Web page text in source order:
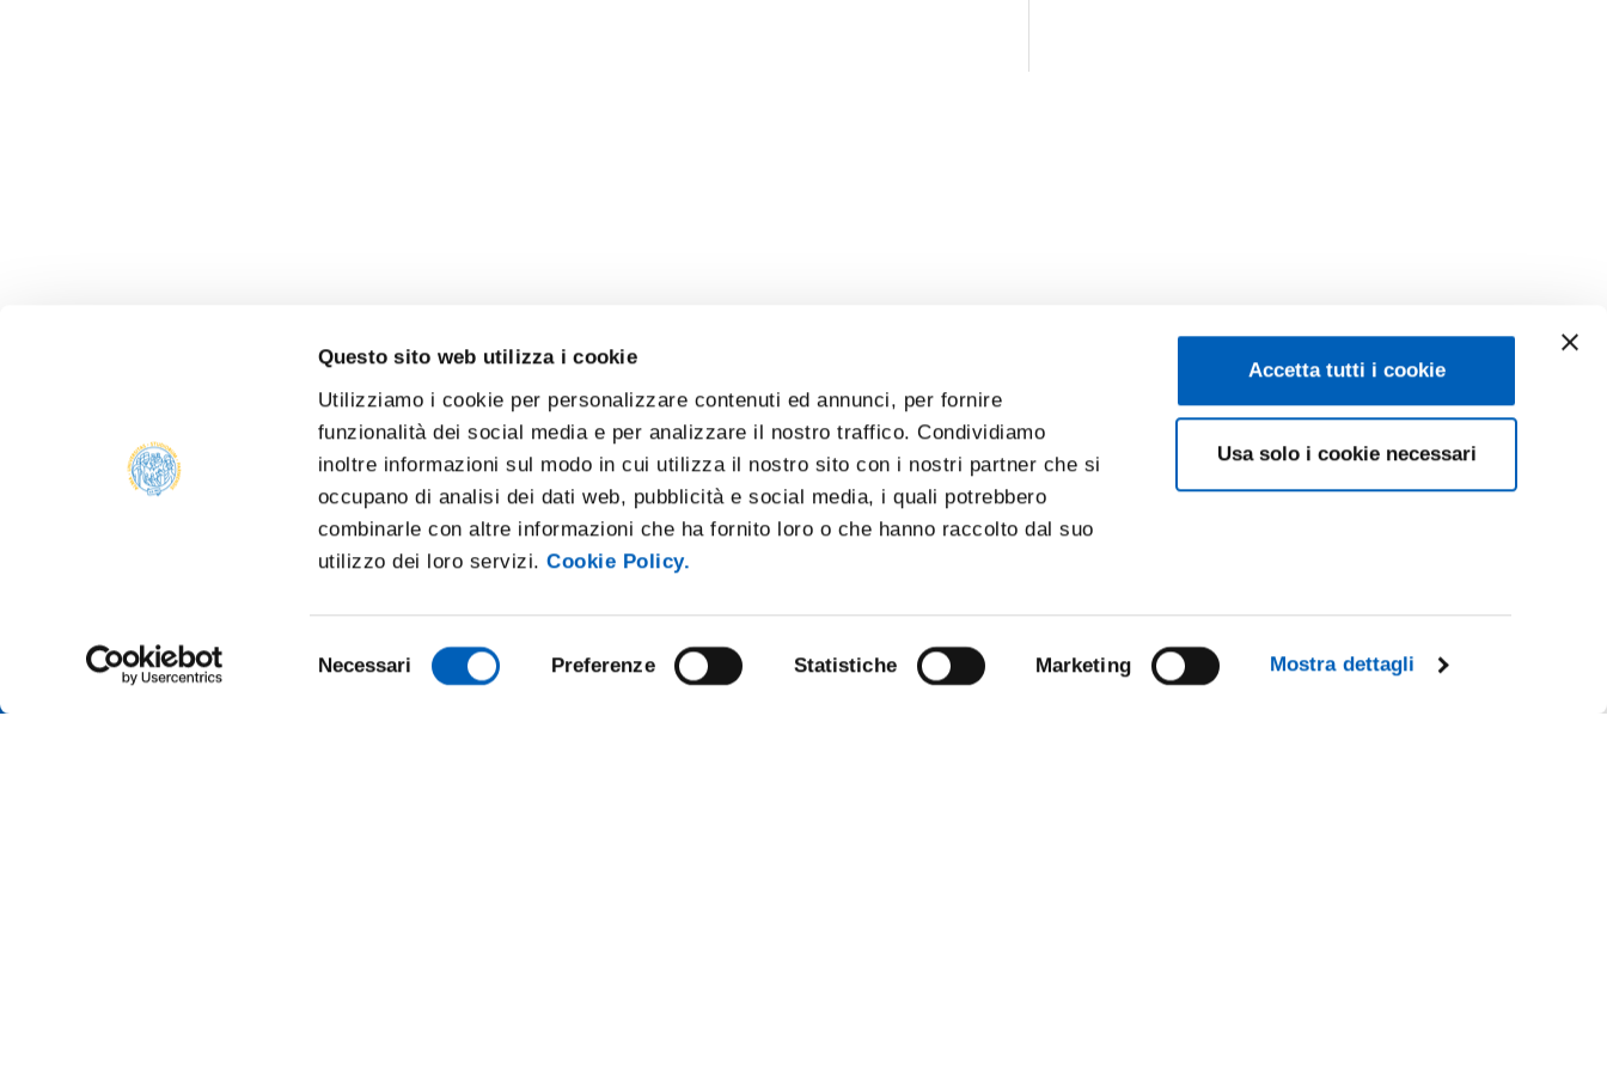
Questo sito web utilizza i cookie
Utilizziamo i cookie per personalizzare contenuti ed annunci, per fornire
funzionalità dei social media e per analizzare il nostro traffico. Condividiamo
inoltre informazioni sul modo in cui utilizza il nostro sito con i nostri partner che si
occupano di analisi dei dati web, pubblicità e social media, i quali potrebbero
combinarle con altre informazioni che ha fornito loro o che hanno raccolto dal suo
utilizzo dei loro servizi.Cookie Policy.
del
Necessari Preferenze Statistiche Marketing Mostra dettagli
Accetta tutti i cookie
Usa solo i cookie necessari